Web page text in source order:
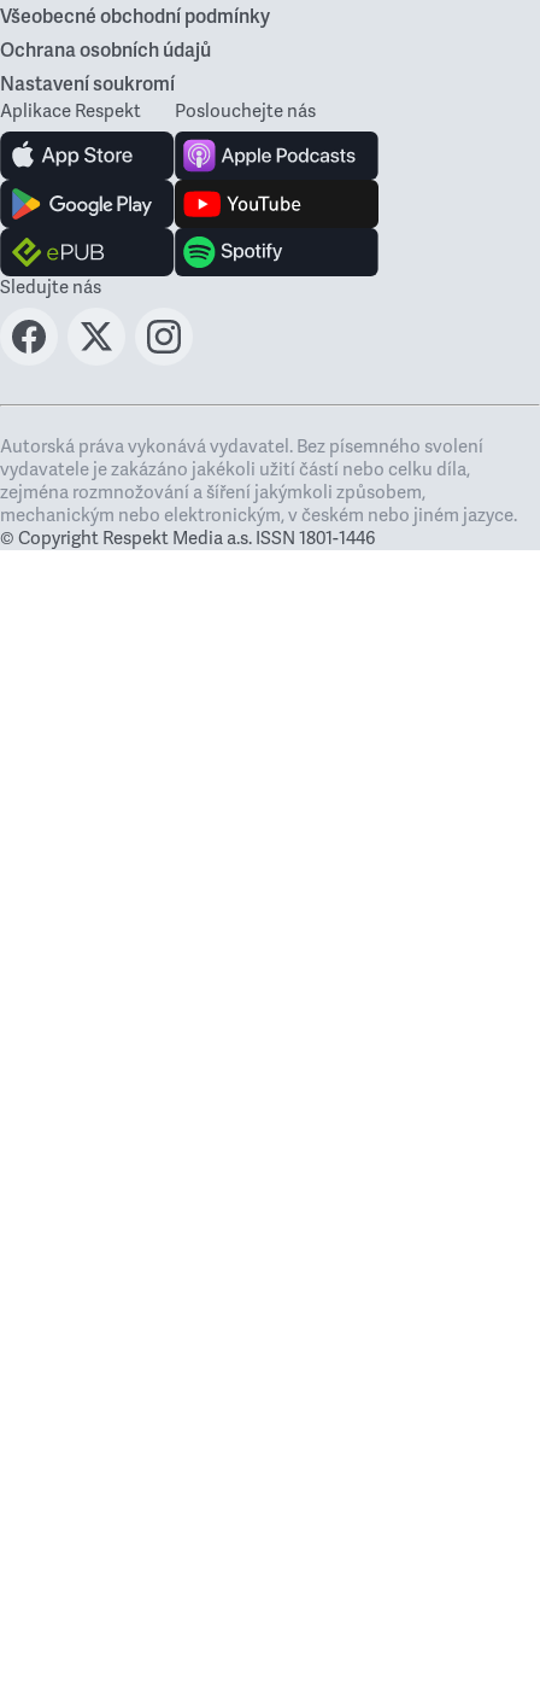
Všeobecné obchodní podmínky
Ochrana osobních údajů
Nastavení soukromí
Aplikace Respekt Poslouchejte nás
Sledujte nás
Autorská práva vykonává vydavatel. Bez písemného svolení
vydavatele je zakázáno jakékoli užití částí nebo celku díla,
zejména rozmnožování a šíření jakýmkoli způsobem,
mechanickým nebo elektronickým, v českém nebo jiném jazyce.
© Copyright Respekt Media a.s. ISSN 1801-1446